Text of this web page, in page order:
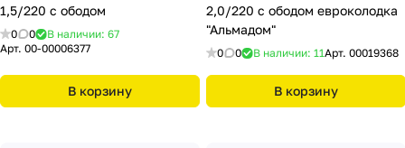
1,5/220 с ободом
0 0
В наличии: 67
Арт. 00-00006377
В корзину
2,0/220 с ободом евроколодка
"Альмадом"
0 0 В наличии: 11Арт. 00019368
В корзину